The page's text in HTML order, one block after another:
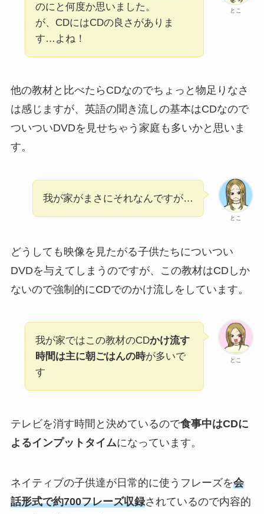
とこ
のにと何度か思いました。
が、CDにはCDの良さがありま
す…よね！
他の教材と比べたらCDなのでちょっと物足りなさ
は感じますが、英語の聞き流しの基本はCDなので
ついついDVDを見せちゃう家庭も多いかと思いま
す。
とこ
我が家がまさにそれなんですが…
どうしても映像を見たがる子供たちについつい
DVDを与えてしまうのですが、この教材はCDしか
ないので強制的にCDでのかけ流しをしています。
とこ
我が家ではこの教材のCDかけ流す
時間は主に朝ごはんの時が多いで
す
テレビを消す時間と決めているので食事中はCDに
よるインプットタイムになっています。
ネイティブの子供達が日常的に使うフレーズを会
話形式で約700フレーズ収録されているので内容的